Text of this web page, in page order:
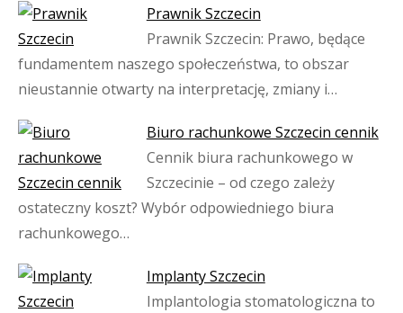
Prawnik Szczecin
Prawnik Szczecin: Prawo, będące
fundamentem naszego społeczeństwa, to obszar
nieustannie otwarty na interpretację, zmiany i…
Biuro rachunkowe Szczecin cennik
Cennik biura rachunkowego w
Szczecinie – od czego zależy
ostateczny koszt? Wybór odpowiedniego biura
rachunkowego…
Implanty Szczecin
Implantologia stomatologiczna to